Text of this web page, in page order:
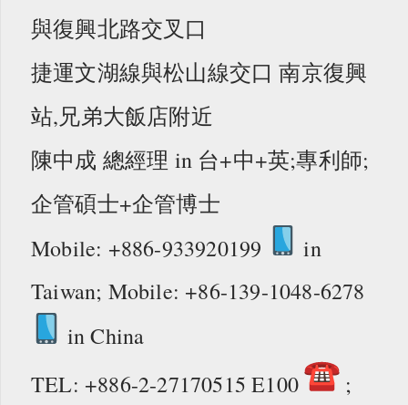
與復興北路交叉口
捷運文湖線與松山線交口 南京復興
站,兄弟大飯店附近
陳中成 總經理 in 台+中+英;專利師;
企管碩士+企管博士
Mobile: +886-933920199
in
Taiwan; Mobile: +86-139-1048-6278
in China
TEL: +886-2-27170515 E100
;